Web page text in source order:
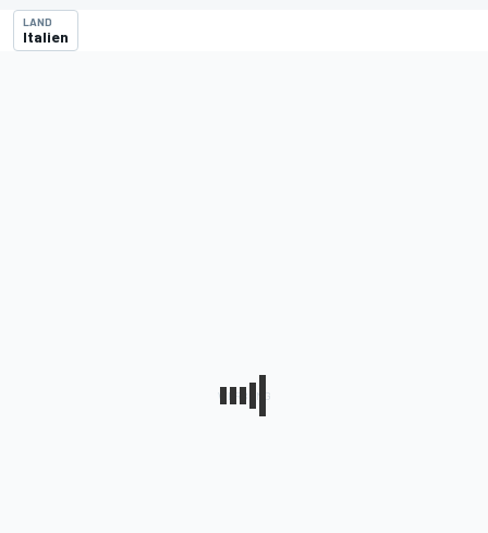
LAND
Italien